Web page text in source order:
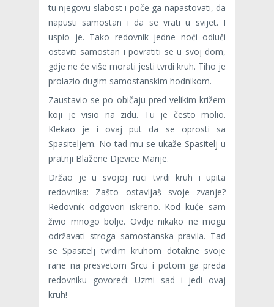
tu njegovu slabost i poče ga napastovati, da
napusti samostan i da se vrati u svijet. I
uspio je. Tako redovnik jedne noći odluči
ostaviti samostan i povratiti se u svoj dom,
gdje ne će više morati jesti tvrdi kruh. Tiho je
prolazio dugim samostanskim hodnikom.
Zaustavio se po običaju pred velikim križem
koji je visio na zidu. Tu je često molio.
Klekao je i ovaj put da se oprosti sa
Spasiteljem. No tad mu se ukaže Spasitelj u
pratnji Blažene Djevice Marije.
Držao je u svojoj ruci tvrdi kruh i upita
redovnika: Zašto ostavljaš svoje zvanje?
Redovnik odgovori iskreno. Kod kuće sam
živio mnogo bolje. Ovdje nikako ne mogu
održavati stroga samostanska pravila. Tad
se Spasitelj tvrdim kruhom dotakne svoje
rane na presvetom Srcu i potom ga preda
redovniku govoreći: Uzmi sad i jedi ovaj
kruh!